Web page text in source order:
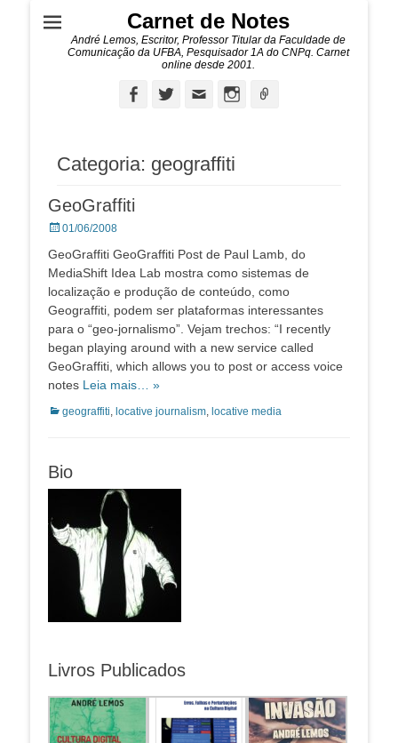
Carnet de Notes
André Lemos, Escritor, Professor Titular da Faculdade de
Comunicação da UFBA, Pesquisador 1A do CNPq. Carnet
online desde 2001.
FacebookTwitterEmail Instagram
Categoria: geograffiti
GeoGraffiti
Posted
01/06/2008
GeoGraffiti GeoGraffiti Post de Paul Lamb, do
MediaShift Idea Lab mostra como sistemas de
localização e produção de conteúdo, como
Geograffiti, podem ser plataformas interessantes
para o “geo-jornalismo”. Vejam trechos: “I recently
began playing around with a new service called
GeoGraffiti, which allows you to post or access voice
notes Leia mais… »
Categorias:
geograffiti, locative journalism, locative media
Bio
Livros Publicados